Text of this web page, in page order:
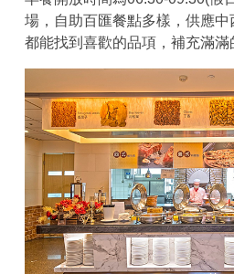
場，自助百匯餐點多樣，供應中
都能找到喜歡的品項，補充滿滿